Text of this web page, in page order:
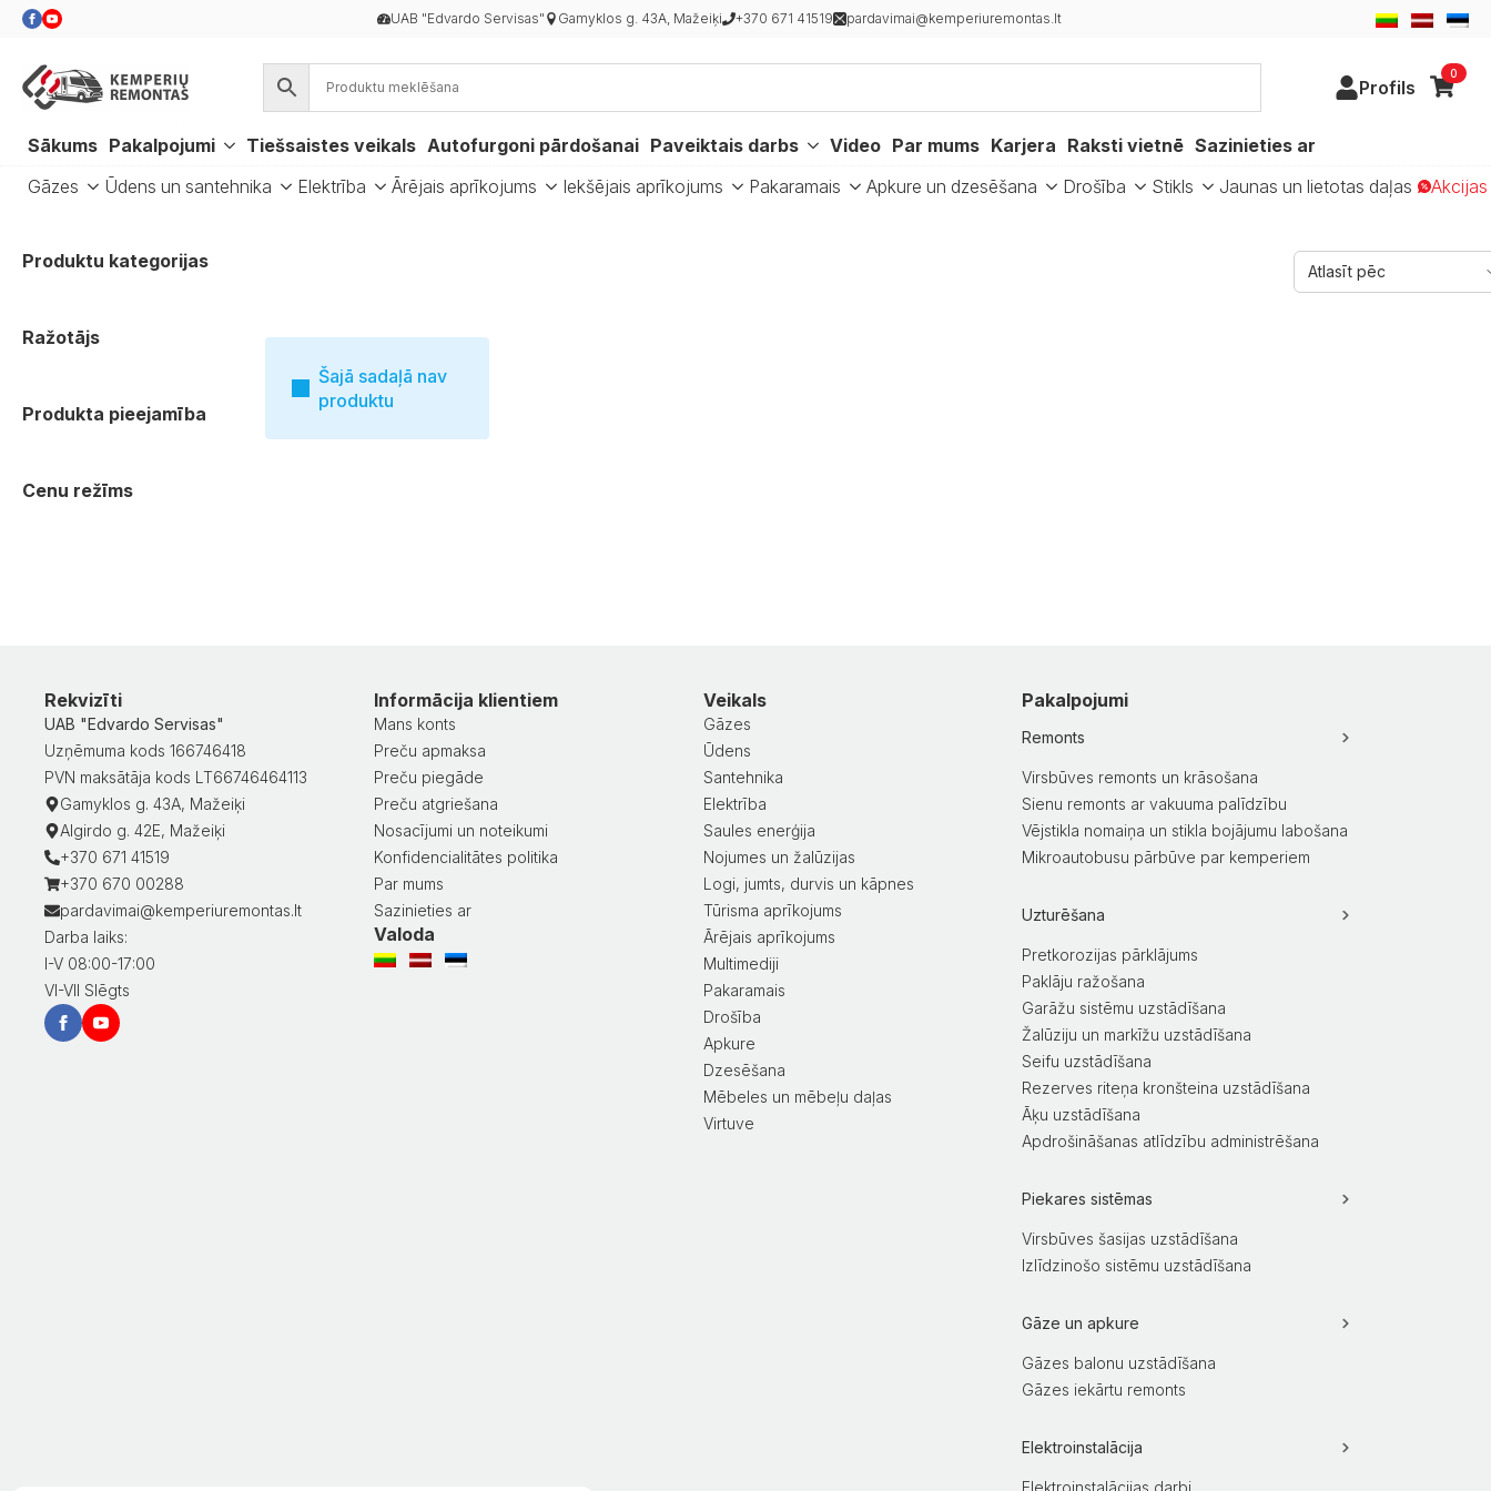
UAB "Edvardo Servisas" Gamyklos g. 43A, Mažeiķi +370 671 41519 pardavimai@kemperiuremontas.lt
Profils
0
Sākums Pakalpojumi Tiešsaistes veikals Autofurgoni pārdošanai Paveiktais darbs Video Par mums Karjera Raksti vietnē Sazinieties ar
Gāzes
Ūdens un santehnika Elektrība Ārējais aprīkojums Iekšējais aprīkojums Pakaramais Apkure un dzesēšana Drošība Stikls Jaunas un lietotas daļas Akcijas
Produktu kategorijas
Ražotājs
Produkta pieejamība
Cenu režīms
Šajā sadaļā nav
produktu
Rekvizīti
UAB "Edvardo Servisas"
Uzņēmuma kods 166746418
PVN maksātāja kods LT66746464113
Gamyklos g. 43A, Mažeiķi
Algirdo g. 42E, Mažeiķi
+370 671 41519
+370 670 00288
pardavimai@kemperiuremontas.lt
Darba laiks:
I-V 08:00-17:00
VI-VII Slēgts
Informācija klientiem
Mans konts
Preču apmaksa
Preču piegāde
Preču atgriešana
Nosacījumi un noteikumi
Konfidencialitātes politika
Par mums
Sazinieties ar
Valoda
Veikals
Gāzes
Ūdens
Santehnika
Elektrība
Saules enerģija
Nojumes un žalūzijas
Logi, jumts, durvis un kāpnes
Tūrisma aprīkojums
Ārējais aprīkojums
Multimediji
Pakaramais
Drošība
Apkure
Dzesēšana
Mēbeles un mēbeļu daļas
Virtuve
Pakalpojumi
Remonts
Virsbūves remonts un krāsošana
Sienu remonts ar vakuuma palīdzību
Vējstikla nomaiņa un stikla bojājumu labošana
Mikroautobusu pārbūve par kemperiem
Uzturēšana
Pretkorozijas pārklājums
Paklāju ražošana
Garāžu sistēmu uzstādīšana
Žalūziju un markīžu uzstādīšana
Seifu uzstādīšana
Rezerves riteņa kronšteina uzstādīšana
Āķu uzstādīšana
Apdrošināšanas atlīdzību administrēšana
Piekares sistēmas
Virsbūves šasijas uzstādīšana
Izlīdzinošo sistēmu uzstādīšana
Gāze un apkure
Gāzes balonu uzstādīšana
Gāzes iekārtu remonts
Elektroinstalācija
Elektroinstalācijas darbi